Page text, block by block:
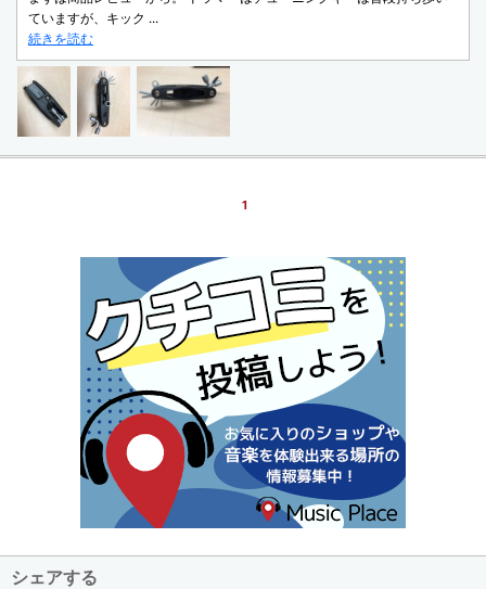
ていますが、キック ...
続きを読む
1
シェアする